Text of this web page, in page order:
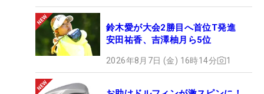
鈴木愛が大会2勝目へ首位T発進
安田祐香、吉澤柚月ら5位
2026年8月7日 (金) 16時14分 1